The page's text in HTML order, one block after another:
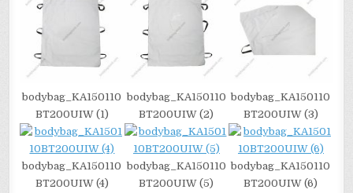
bodybag_KA150110
BT200UIW (1)
bodybag_KA150110
BT200UIW (2)
bodybag_KA150110
BT200UIW (3)
bodybag_KA150110
BT200UIW (4)
bodybag_KA150110
BT200UIW (5)
bodybag_KA150110
BT200UIW (6)